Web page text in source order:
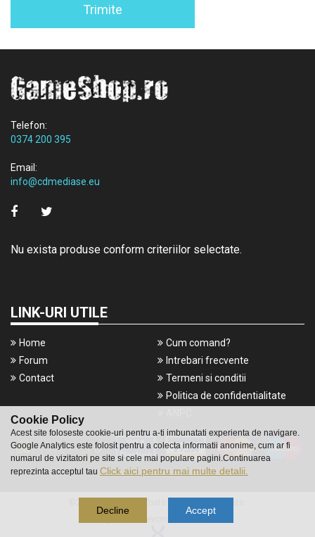
Cookie Policy
Acest site foloseste cookie-uri pentru a-ti imbunatati experienta de navigare.
Google Analytics este folosit pentru a colecta informatii anonime, cum ar fi
numarul de vizitatori pe site si cele mai populare pagini.Continuarea
reprezinta acceptul tau Click aici pentru mai multe detalii.
Decline Accept
Trimite
Telefon:
0374 200 395
Email:
info@cdmediase.eu
Nu exista produse conform criteriilor selectate.
LINK-URI UTILE
Home
Forum
Contact
Cum comand?
Intrebari frecvente
Termeni si conditii
Politica de confidentialitate
DNA